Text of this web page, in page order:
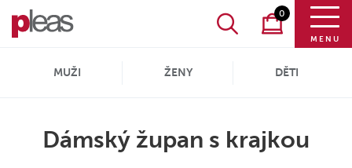
0
MENU
MUŽI ŽENY DĚTI
Dámský župan s krajkou